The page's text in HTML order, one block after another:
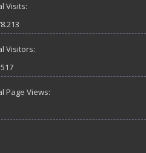
Visits:
Visitors:
Page Views: